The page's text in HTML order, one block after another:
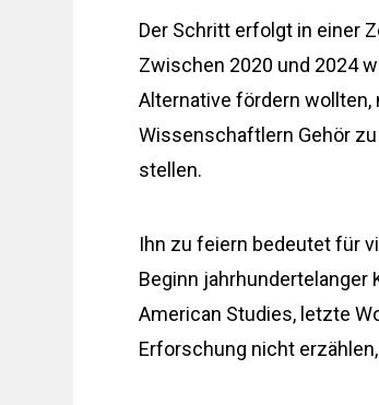
Der Schritt erfolgt in einer
Zwischen 2020 und 2024
Alternative fördern
Wissenschaftlern Gehör
stellen.
Ihn zu feiern bedeutet für
Beginn jahrhundertelanger
American Studies, letzte
Erforschung nicht